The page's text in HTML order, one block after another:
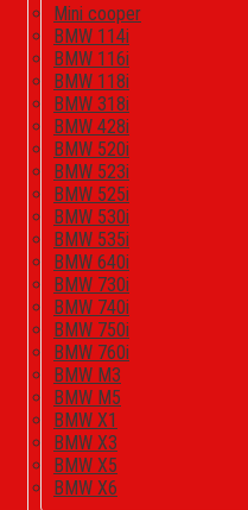
Mini cooper
BMW 114i
BMW 116i
BMW 118i
BMW 318i
BMW 428i
BMW 520i
BMW 523i
BMW 525i
BMW 530i
BMW 535i
BMW 640i
BMW 730i
BMW 740i
BMW 750i
BMW 760i
BMW M3
BMW M5
BMW X1
BMW X3
BMW X5
BMW X6